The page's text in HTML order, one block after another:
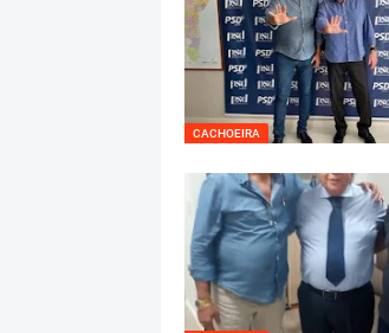
CACHOEIRA